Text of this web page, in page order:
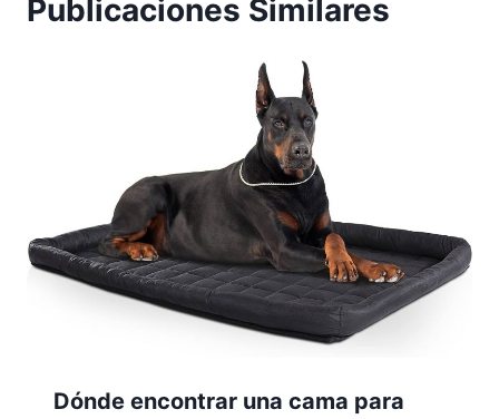
Publicaciones Similares
Dónde encontrar una cama para